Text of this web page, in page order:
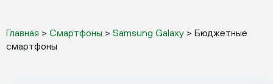
Главная > Смартфоны > Samsung Galaxy > Бюджетные
смартфоны